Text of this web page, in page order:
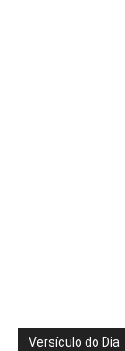
Versículo do Dia